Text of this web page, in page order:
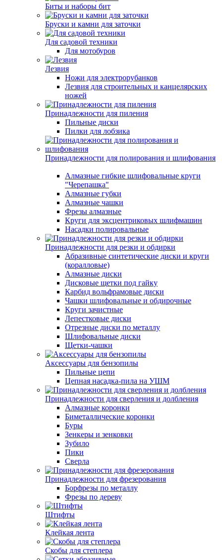
Биты и наборы бит
Бруски и камни для заточки
Для садовой техники
Для мотобуров
Лезвия
Ножи для электрорубанков
Лезвия для строительных и канцелярских
ножей
Принадлежности для пиления
Пильные диски
Пилки для лобзика
Принадлежности для полирования и шлифования
Алмазные гибкие шлифовальные круги
"Черепашка"
Алмазные губки
Алмазные чашки
Фрезы алмазные
Круги для эксцентриковых шлифмашин
Насадки полировальные
Принадлежности для резки и обдирки
Абразивные синтетические диски и круги
(коралловые)
Алмазные диски
Дисковые щетки под гайку
Карбид вольфрамовые диски
Чашки шлифовальные и обдирочные
Круги зачистные
Лепестковые диски
Отрезные диски по металлу
Шлифовальные диски
Щетки-чашки
Аксессуары для бензопилы
Пильные цепи
Цепная насадка-пила на УШМ
Принадлежности для сверления и долбления
Алмазные коронки
Биметаллические коронки
Буры
Зенкеры и зенковки
Зубило
Пики
Сверла
Принадлежности для фрезерования
Борфрезы по металлу
Фрезы по дереву
Штифты
Клейкая лента
Скобы для степлера